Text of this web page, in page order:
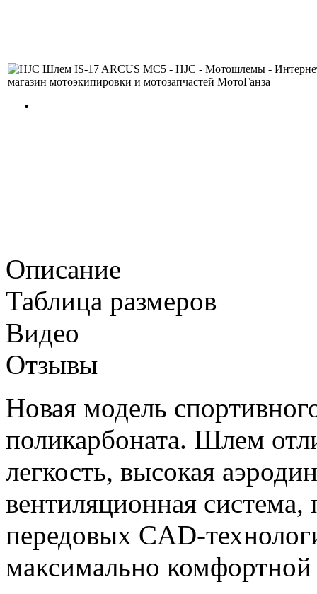
Описание
Таблица размеров
Видео
Отзывы
Новая модель
поликарбоната. Шлем
легкость, высокая
вентиляционная
передовых CAD-
максимально